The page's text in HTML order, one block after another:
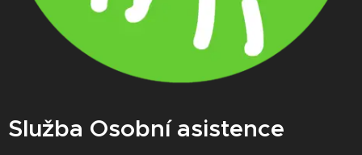
Služba Osobní asistence